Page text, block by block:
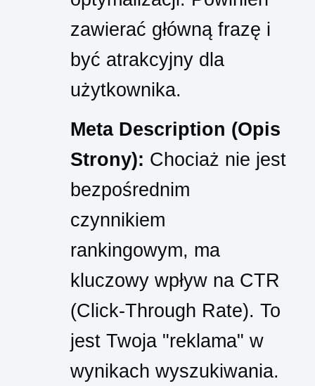
zawierać główną frazę i
być atrakcyjny dla
użytkownika.
Meta Description (Opis
Strony): Chociaż nie jest
bezpośrednim
czynnikiem
rankingowym, ma
kluczowy wpływ na CTR
(Click-Through Rate). To
jest Twoja "reklama" w
wynikach wyszukiwania.